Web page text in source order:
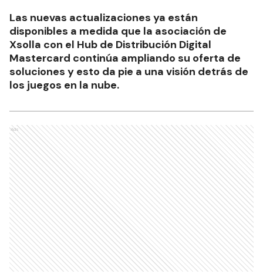
Las nuevas actualizaciones ya están
disponibles a medida que la asociación de
Xsolla con el Hub de Distribución Digital
Mastercard continúa ampliando su oferta de
soluciones y esto da pie a una visión detrás de
los juegos en la nube.
Ads